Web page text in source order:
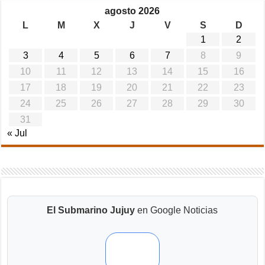
agosto 2026
L
M X J V S
D
1
2
3
4 5 6 7 8
9
10
11 12 13 14 15
16
17
18 19 20 21 22
23
24
25 26 27 28 29
30
31
« Jul
El Submarino Jujuy en Google Noticias